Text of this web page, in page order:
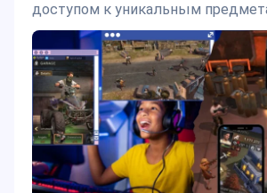
доступом к уникальным